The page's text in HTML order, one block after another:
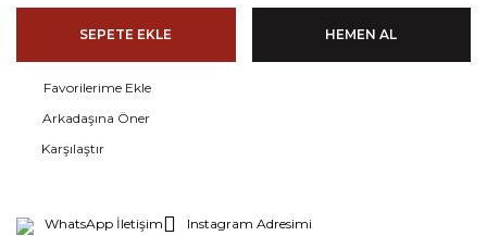
SEPETE EKLE HEMEN AL
Arkadaşına Öner
Karşılaştır
WhatsApp İletişim Instagram Adresimi